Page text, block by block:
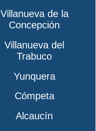
Villanueva de la
Concepción
Villanueva del
Trabuco
Yunquera
Cómpeta
Alcaucín